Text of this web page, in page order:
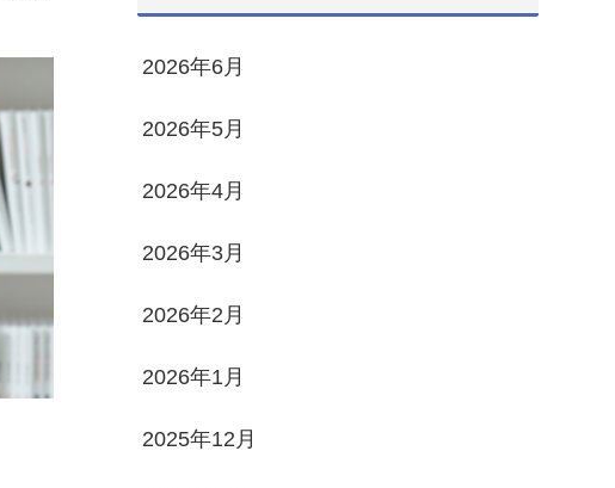
2026年6月
2026年5月
2026年4月
2026年3月
2026年2月
2026年1月
2025年12月